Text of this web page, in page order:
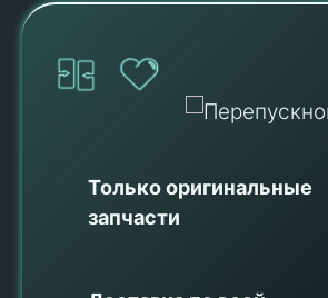
Только оригинальные
запчасти